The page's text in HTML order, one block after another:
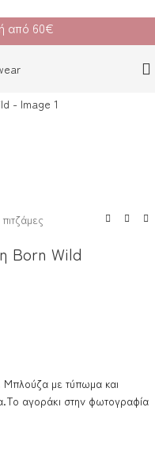
από 60€
Born Wild
Μπλούζα με τύπωμα και
αγοράκι στην φωτογραφία